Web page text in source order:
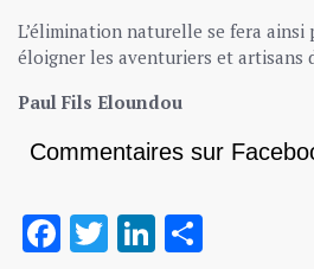
L’élimination naturelle se fera
éloigner les aventuriers et artisans
Paul Fils Eloundou
Commentaires sur
Facebook
TwitterLinkedIn